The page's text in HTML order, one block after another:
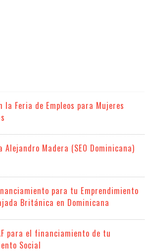
la Feria de Empleos para Mujeres
Alejandro Madera (SEO Dominicana)
para tu Emprendimiento
Británica en Dominicana
para el financiamiento de tu
Social